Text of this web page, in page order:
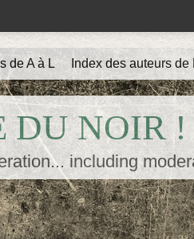
DU NOIR !
including
de A à L Index des auteurs de